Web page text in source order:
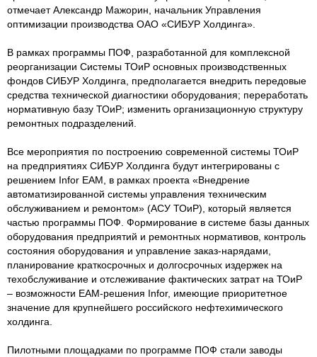
отмечает Александр Мажорин, начальник Управления
оптимизации производства ОАО «СИБУР Холдинга».
В рамках программы ПОФ, разработанной для комплексной
реорганизации Системы ТОиР основных производственных
фондов СИБУР Холдинга, предполагается внедрить передовые
средства технической диагностики оборудования; переработать
нормативную базу ТОиР; изменить организационную структуру
ремонтных подразделений.
Все мероприятия по построению современной системы ТОиР
на предприятиях СИБУР Холдинга будут интегрированы с
решением Infor ЕАМ, в рамках проекта «Внедрение
автоматизированной системы управления техническим
обслуживанием и ремонтом» (АСУ ТОиР), который является
частью программы ПОФ. Формирование в системе базы данных
оборудования предприятий и ремонтных нормативов, контроль
состояния оборудования и управление заказ-нарядами,
планирование краткосрочных и долгосрочных издержек на
техобслуживание и отслеживание фактических затрат на ТОиР
– возможности EAM-решения Infor, имеющие приоритетное
значение для крупнейшего российского нефтехимического
холдинга.
Пилотными площадками по программе ПОФ стали заводы